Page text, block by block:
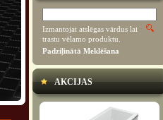
Izmantojat atslēgas vārdus lai
trastu vēlamo produktu.
Padziļinātā Meklēšana
AKCIJAS